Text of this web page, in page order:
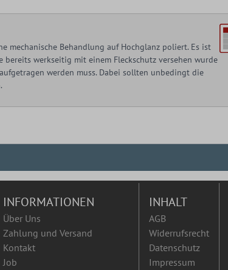
mechanische Behandlung auf Hochglanz poliert. Es ist
werkseitig mit einem Fleckschutz versehen wurde
werden muss. Dabei sollten unbedingt die
INFORMATIONEN
Über Uns
Zahlung und Versand
Kontakt
Job
INHALT
AGB
Widerrufsrecht
Datenschutz
Impressum